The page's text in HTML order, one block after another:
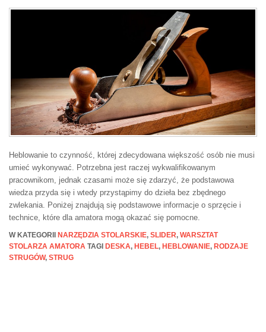
Heblowanie to czynność, której zdecydowana większość osób nie musi
umieć wykonywać. Potrzebna jest raczej wykwalifikowanym
pracownikom, jednak czasami może się zdarzyć, że podstawowa
wiedza przyda się i wtedy przystąpimy do dzieła bez zbędnego
zwlekania. Poniżej znajdują się podstawowe informacje o sprzęcie i
technice, które dla amatora mogą okazać się pomocne.
W KATEGORII NARZĘDZIA STOLARSKIE, SLIDER, WARSZTAT
STOLARZA AMATORA TAGI DESKA, HEBEL, HEBLOWANIE, RODZAJE
STRUGÓW, STRUG